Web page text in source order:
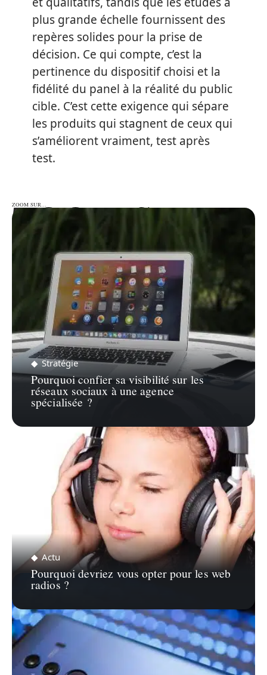
plus grande échelle fournissent des
repères solides pour la prise de
décision. Ce qui compte, c’est la
pertinence du dispositif choisi et la
fidélité du panel à la réalité du public
cible. C’est cette exigence qui sépare
les produits qui stagnent de ceux qui
s’améliorent vraiment, test après
test.
ZOOM SUR…
ZOOM SUR…
Stratégie
Pourquoi confier sa visibilité sur les
réseaux sociaux à une agence
spécialisée ?
Actu
Pourquoi devriez vous opter pour les web
radios ?